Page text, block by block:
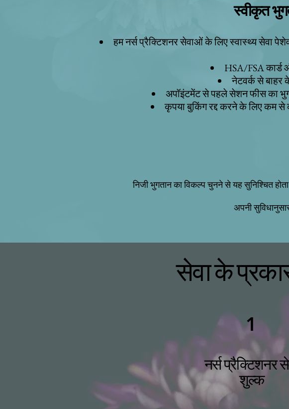
स्वीकृत
हम नर्स प्रैक्टिशनर सेवाओं के लिए स्वास्थ्य सेवा
HSA/FSA कार्ड
नेटवर्क से बाहर
अपॉइंटमेंट से पहले सेशन फीस का
कृपया बुकिंग रद्द करने के लिए कम से
निजी भुगतान का विकल्प चुनने से यह सुनिश्चित
अपनी
सेवा के
1
नर्स प्रैक्टिशनर
शुल्क